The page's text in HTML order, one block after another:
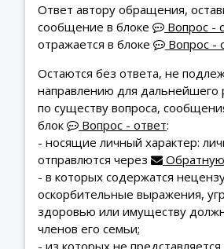
Ответ автору обращения,
сообщение в блоке
Вопрос -
отражается в блоке
Вопрос -
Остаются без ответа, не
направлению для дальнейшего
по существу вопроса,
блок
Вопрос - ответ:
- носящие личный характер:
отправлются через
- в которых содержатся
оскорбительные выражения,
здоровью или имуществу
членов его семьи;
- из которых не